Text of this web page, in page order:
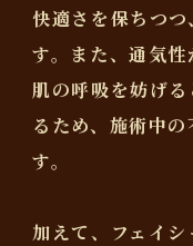
快適さを保ちつ
す。また、通気性
肌の呼吸を妨げ
るため、施術中
す。
加えて、フェイ